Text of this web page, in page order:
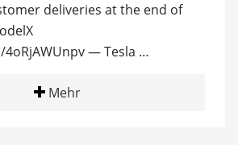
deliveries at the end of
— Tesla …
Mehr